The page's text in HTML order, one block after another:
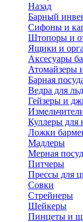
Назад
Барный
Сифоны и
Штопоры и
Ящики и
Аксесуары
Атомайзеры
Барная
Ведра для
Гейзеры и
Куллеры для
Ложки
Мадлеры
Мерная
Питчеры
Прессы для
Совки
Стрейнеры
Шейкеры
Пинцеты и